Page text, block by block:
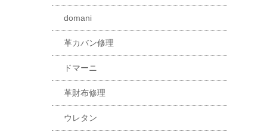
domani
革カバン修理
ドマーニ
革財布修理
ウレタン